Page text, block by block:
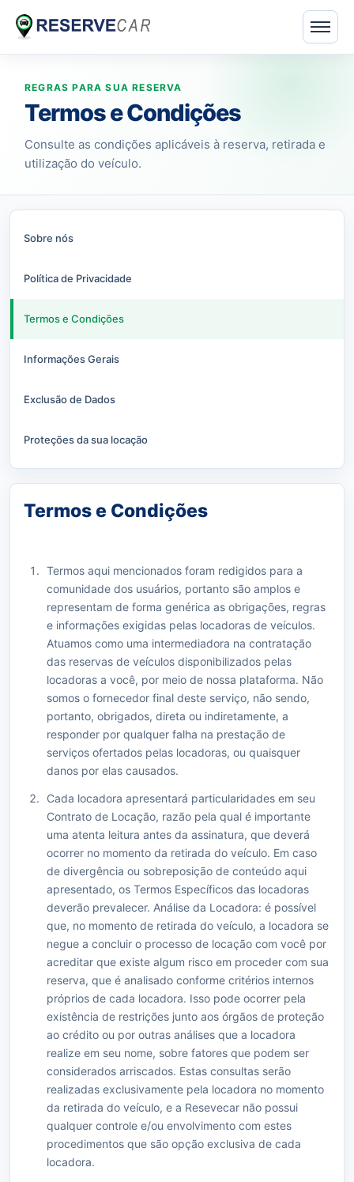
REGRAS PARA SUA RESERVA
Termos e Condições
Consulte as condições aplicáveis à reserva, retirada e
utilização do veículo.
Sobre nós
Política de Privacidade
Termos e Condições
Informações Gerais
Exclusão de Dados
Proteções da sua locação
Termos e Condições
Termos aqui mencionados foram redigidos para a
comunidade dos usuários, portanto são amplos e
representam de forma genérica as obrigações, regras
e informações exigidas pelas locadoras de veículos.
Atuamos como uma intermediadora na contratação
das reservas de veículos disponibilizados pelas
locadoras a você, por meio de nossa plataforma. Não
somos o fornecedor final deste serviço, não sendo,
portanto, obrigados, direta ou indiretamente, a
responder por qualquer falha na prestação de
serviços ofertados pelas locadoras, ou quaisquer
danos por elas causados.
Cada locadora apresentará particularidades em seu
Contrato de Locação, razão pela qual é importante
uma atenta leitura antes da assinatura, que deverá
ocorrer no momento da retirada do veículo. Em caso
de divergência ou sobreposição de conteúdo aqui
apresentado, os Termos Específicos das locadoras
deverão prevalecer. Análise da Locadora: é possível
que, no momento de retirada do veículo, a locadora se
negue a concluir o processo de locação com você por
acreditar que existe algum risco em proceder com sua
reserva, que é analisado conforme critérios internos
próprios de cada locadora. Isso pode ocorrer pela
existência de restrições junto aos órgãos de proteção
ao crédito ou por outras análises que a locadora
realize em seu nome, sobre fatores que podem ser
considerados arriscados. Estas consultas serão
realizadas exclusivamente pela locadora no momento
da retirada do veículo, e a Resevecar não possui
qualquer controle e/ou envolvimento com estes
procedimentos que são opção exclusiva de cada
locadora.